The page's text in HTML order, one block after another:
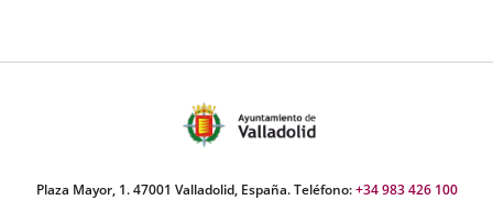
Plaza Mayor, 1. 47001 Valladolid, España. Teléfono:+34 983 426 100